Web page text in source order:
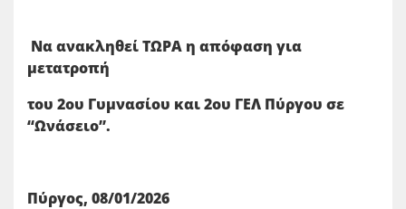
Να ανακληθεί ΤΩΡΑ η απόφαση για
μετατροπή
του 2ου Γυμνασίου και 2ου ΓΕΛ Πύργου σε
“Ωνάσειο”.
Πύργος, 08/01/2026